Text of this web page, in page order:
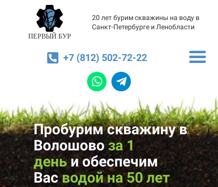
ПЕРВЫЙ БУР
20 лет бурим скважины на воду в
Санкт-Петербурге и Ленобласти
+7 (812) 502-72-22
Пробурим скважину в
Волошовоза 1
деньиобеспечим
Васводой на 50 лет